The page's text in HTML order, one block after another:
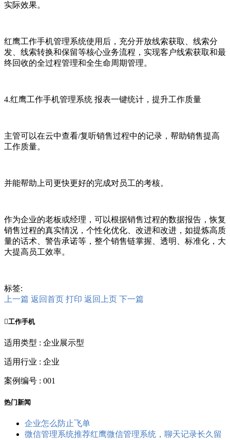
实际效果。
红鹰工作手机管理系统使用后，充分开放线索获取、线索分
发、线索转换和保留等核心业务流程，实现客户线索获取和最
终回收的全过程管理和全生命周期管理。
4.红鹰工作手机管理系统 报表一键统计，提升工作质量
主管可以在云中查看/复听销售过程中的记录，帮助销售提高
工作质量。
并能帮助上司更快更好的完成对员工的考核。
作为企业的老板或经理，可以根据销售过程的数据报告，恢复
销售过程的真实情况，个性化优化、改进和改进，如提炼高质
量的话术、警告承诺等，整个销售链掌握、透明、标准化，大
大提高员工效率。
标签:
上一篇 返回首页 打印 返回上页 下一篇
工作手机
适用类型 : 企业展示型
适用行业 : 企业
案例编号 : 001
热门新闻
企业怎么防止飞单
微信管理系统推荐红鹰微信管理系统，聊天记录长久留